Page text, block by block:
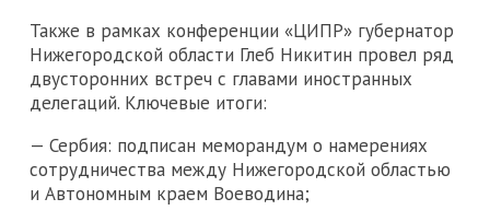
Также в рамках конференции «ЦИПР» губернатор
Нижегородской области Глеб Никитин провел ряд
двусторонних встреч с главами иностранных
делегаций. Ключевые итоги:
— Сербия: подписан меморандум о намерениях
сотрудничества между Нижегородской областью
и Автономным краем Воеводина;